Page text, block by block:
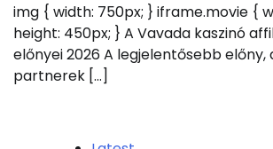
img { width: 750px; } iframe.movie {
height: 450px; } A Vavada kaszinó
előnyei 2026 A legjelentősebb előny,
partnerek […]